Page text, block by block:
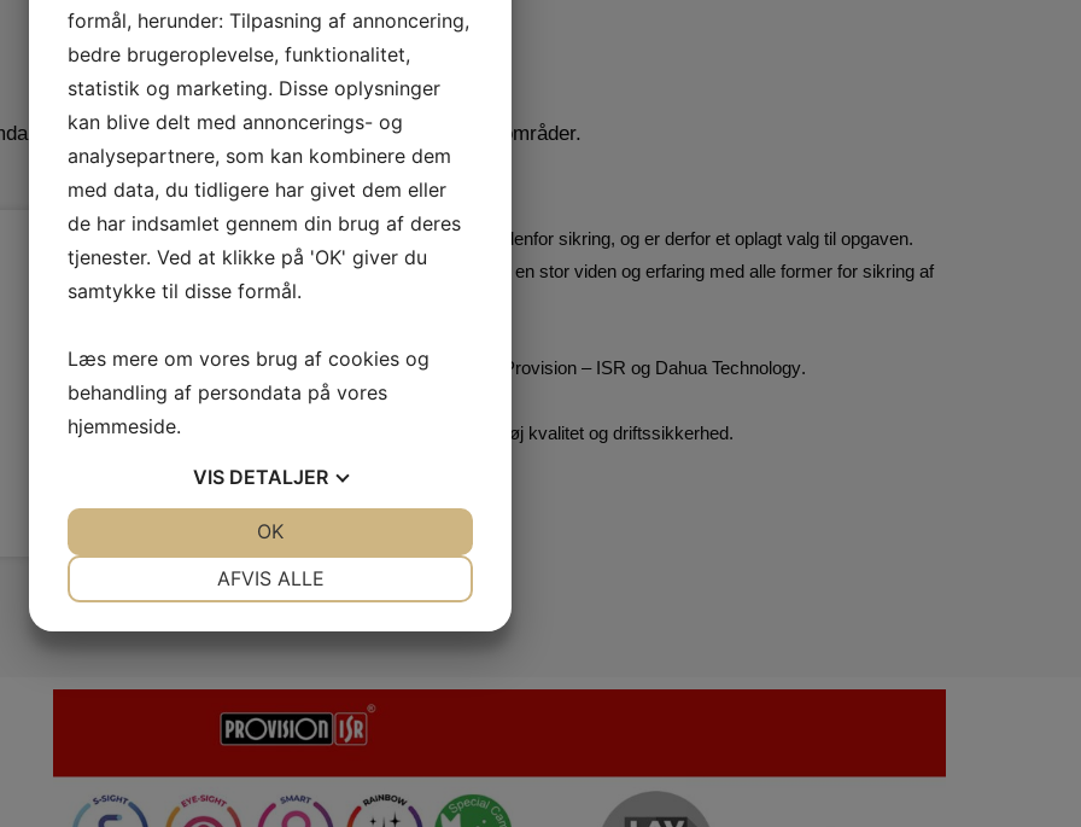
Individuelsikring
El-Teknik er specialiseret i sikring indenfor flere fagområder.
Vi er erfarne på det meste indenfor sikring, og er derfor et oplagt valg til opgaven.
Hos Heimdal El-Teknik har vi en stor viden og erfaring med alle former for sikring af
bygninger mv.
Vi er forhandler af Roger og Provision – ISR og Dahua Technology.
I vores hænder er du sikret høj kvalitet og driftssikkerhed.
formål, herunder: Tilpasning af annoncering,
bedre brugeroplevelse, funktionalitet,
statistik og marketing. Disse oplysninger
kan blive delt med annoncerings- og
analysepartnere, som kan kombinere dem
med data, du tidligere har givet dem eller
de har indsamlet gennem din brug af deres
tjenester. Ved at klikke på 'OK' giver du
samtykke til disse formål.
Læs mere om vores brug af cookies og
behandling af persondata på vores
hjemmeside.
VIS DETALJER
AFVIS ALLE
OK